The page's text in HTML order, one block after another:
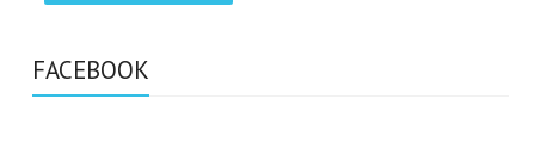
FACEBOOK